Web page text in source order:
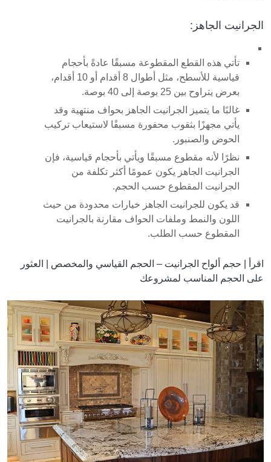
الجرانيت الجاهز:
تأتي هذه القطع المقطوعة مسبقًا عادةً بأحجام
قياسية للأسطح، مثل أطوال 8 أقدام أو 10 أقدام،
بعرض يتراوح بين 25 بوصة إلى 40 بوصة.
غالبًا ما يتميز الجرانيت الجاهز بحواف منتهية وقد
يأتي مجهزًا بثقوب محفورة مسبقًا لاستيعاب تركيب
الحوض والصنبور.
نظرًا لأنه مقطوع مسبقًا ويأتي بأحجام قياسية، فإن
الجرانيت الجاهز يكون عمومًا أكثر تكلفة من
الجرانيت المقطوع حسب الحجم.
قد يكون للجرانيت الجاهز خيارات محدودة من حيث
اللون والنمط وملفات الحواف مقارنة بالجرانيت
المقطوع حسب الطلب.
اقرأ | حجم ألواح الجرانيت – الحجم القياسي والمخصص | العثور
على الحجم المناسب لمشروعك